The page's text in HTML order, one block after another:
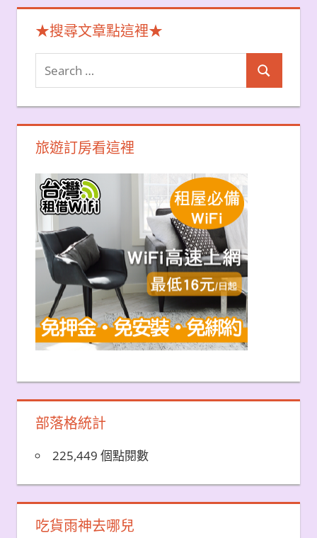
★搜尋文章點這裡★
Search
for:
Search
旅遊訂房看這裡
部落格統計
225,449 個點閱數
吃貨雨神去哪兒